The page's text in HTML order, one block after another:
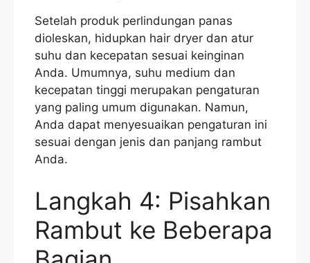
Setelah produk perlindungan panas
dioleskan, hidupkan hair dryer dan atur
suhu dan kecepatan sesuai keinginan
Anda. Umumnya, suhu medium dan
kecepatan tinggi merupakan pengaturan
yang paling umum digunakan. Namun,
Anda dapat menyesuaikan pengaturan ini
sesuai dengan jenis dan panjang rambut
Anda.
Langkah 4: Pisahkan
Rambut ke Beberapa